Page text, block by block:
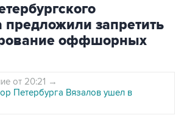
предложили запретить
оффшорных
от 20:21 →
Петербурга Вязалов ушел в